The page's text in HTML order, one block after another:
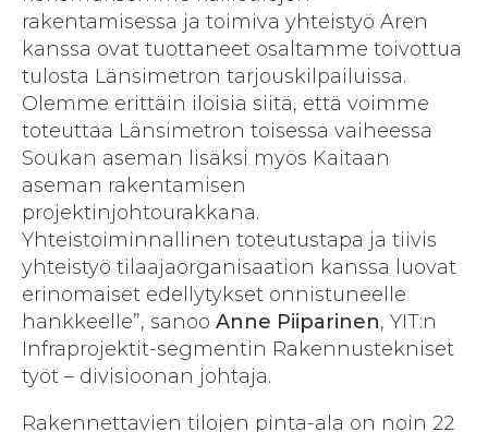
rakentamisessa ja toimiva yhteistyö Aren
kanssa ovat tuottaneet osaltamme toivottua
tulosta Länsimetron tarjouskilpailuissa.
Olemme erittäin iloisia siitä, että voimme
toteuttaa Länsimetron toisessa vaiheessa
Soukan aseman lisäksi myös Kaitaan
aseman rakentamisen
projektinjohtourakkana.
Yhteistoiminnallinen toteutustapa ja tiivis
yhteistyö tilaajaorganisaation kanssa luovat
erinomaiset edellytykset onnistuneelle
hankkeelle”, sanoo Anne Piiparinen, YIT:n
Infraprojektit-segmentin Rakennustekniset
työt – divisioonan johtaja.
Rakennettavien tilojen pinta-ala on noin 22